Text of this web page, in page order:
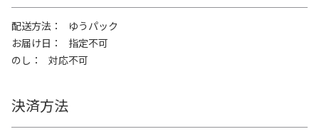
配送方法
ゆうパック
お届け日
指定不可
のし
対応不可
決済方法